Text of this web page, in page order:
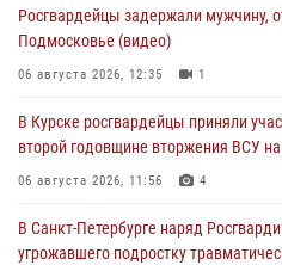
Росгвардейцы задержали мужчину,
Подмосковье (видео)
06 августа 2026, 12:35 1
В Курске росгвардейцы приняли
второй годовщине вторжения ВСУ
06 августа 2026, 11:56 4
В Санкт-Петербурге наряд
угрожавшего подростку